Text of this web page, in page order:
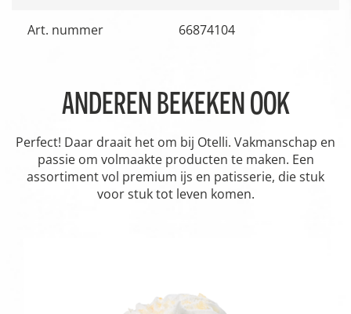
Art. nummer 66874104
ANDEREN BEKEKEN OOK
Perfect! Daar draait het om bij Otelli. Vakmanschap en
passie om volmaakte producten te maken. Een
assortiment vol premium ijs en patisserie, die stuk
voor stuk tot leven komen.